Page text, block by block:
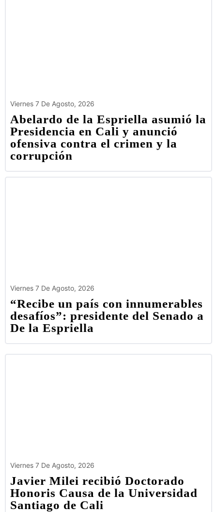
Viernes 7 De Agosto, 2026
Abelardo de la Espriella asumió la
Presidencia en Cali y anunció
ofensiva contra el crimen y la
corrupción
Viernes 7 De Agosto, 2026
“Recibe un país con innumerables
desafíos”: presidente del Senado a
De la Espriella
Viernes 7 De Agosto, 2026
Javier Milei recibió Doctorado
Honoris Causa de la Universidad
Santiago de Cali